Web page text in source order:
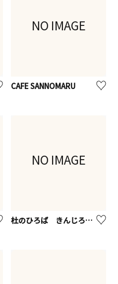
NO IMAGE
CAFE SANNOMARU
NO IMAGE
杜のひろば きんじろうカフェ